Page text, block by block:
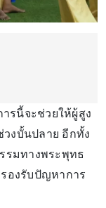
ารนี้จะช่วยให้ผู้สูง
งบั้นปลาย อีกทั้ง
รมทางพระพุทธ
องรับปัญหาการ